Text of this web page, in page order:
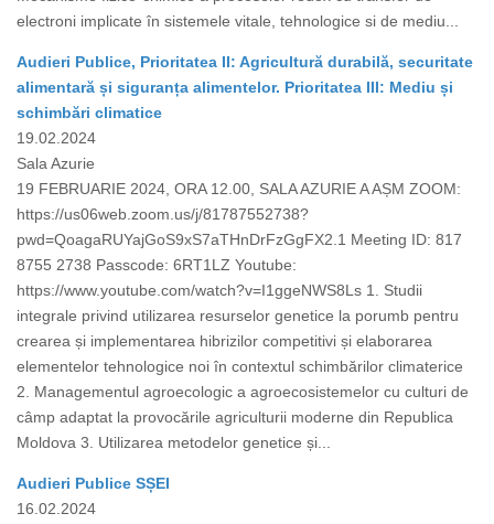
electroni implicate în sistemele vitale, tehnologice si de mediu...
Audieri Publice, Prioritatea II: Agricultură durabilă, securitate
alimentară și siguranța alimentelor. Prioritatea III: Mediu și
schimbări climatice
19.02.2024
Sala Azurie
19 FEBRUARIE 2024, ORA 12.00, SALA AZURIE A AȘM ZOOM:
https://us06web.zoom.us/j/81787552738?
pwd=QoagaRUYajGoS9xS7aTHnDrFzGgFX2.1 Meeting ID: 817
8755 2738 Passcode: 6RT1LZ Youtube:
https://www.youtube.com/watch?v=I1ggeNWS8Ls 1. Studii
integrale privind utilizarea resurselor genetice la porumb pentru
crearea și implementarea hibrizilor competitivi și elaborarea
elementelor tehnologice noi în contextul schimbărilor climaterice
2. Managementul agroecologic a agroecosistemelor cu culturi de
câmp adaptat la provocările agriculturii moderne din Republica
Moldova 3. Utilizarea metodelor genetice și...
Audieri Publice SȘEI
16.02.2024